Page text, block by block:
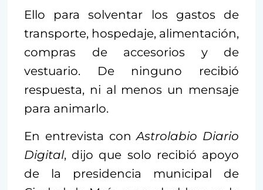
Ello para solventar los gastos de
transporte, hospedaje, alimentación,
compras de accesorios y de
vestuario. De ninguno recibió
respuesta, ni al menos un mensaje
para animarlo.
En entrevista conAstrolabio Diario
Digital, dijo que solo recibió apoyo
de la presidencia municipal de